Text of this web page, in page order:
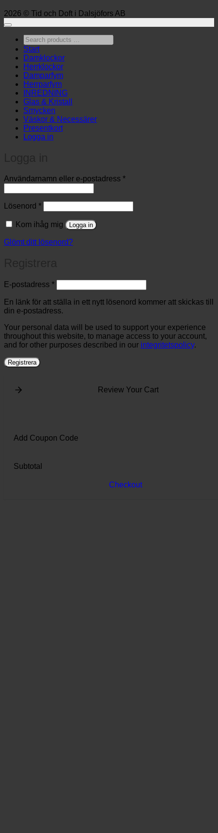
2026 © Tid och Doft i Dalsjöfors AB
Search
products
…
Start
Damklockor
Herrklockor
Damparfym
Herrparfym
INREDNING
Glas & Kristall
Smycken
Väskor & Necessärer
Presentkort
Logga in
Användarnamn eller e-postadress *Obligatoriskt
Lösenord *Obligatoriskt
Kom ihåg mig Logga in
Glömt ditt lösenord?
E-postadress *Obligatoriskt
En länk för att ställa in ett nytt lösenord kommer att skickas till
din e-postadress.
Your personal data will be used to support your experience
throughout this website, to manage access to your account,
and for other purposes described in our integritetspolicy.
Registrera
Review Your Cart
Add Coupon Code
Subtotal
Checkout